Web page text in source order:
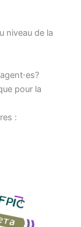
niveau de la
pour la
: